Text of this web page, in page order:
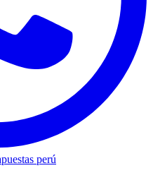
perú